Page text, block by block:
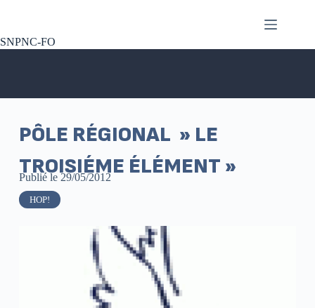
SNPNC-FO
PÔLE RÉGIONAL » LE
TROISIÉME ÉLÉMENT »
Publié le 29/05/2012
HOP!